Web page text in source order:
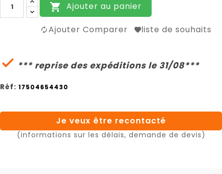
 Ajouter au panier
Ajouter Comparer liste de souhaits
 *** reprise des expéditions le 31/08***
Réf: 17504654430
Je veux être recontacté
(informations sur les délais, demande de devis)